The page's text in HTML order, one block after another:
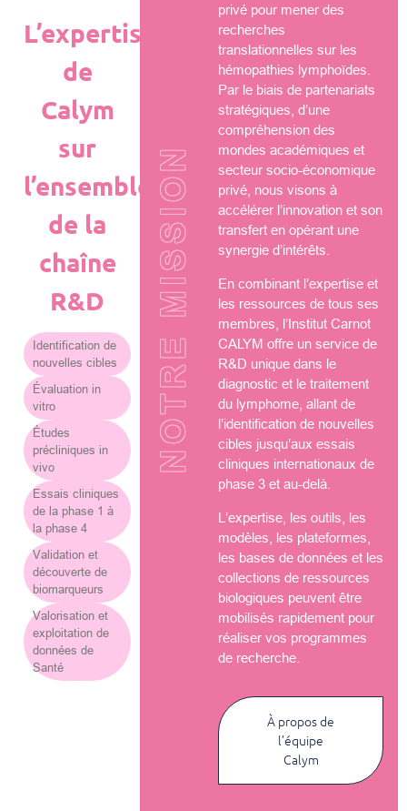
L’expertise
de
Calym
sur
l’ensemble
de la
chaîne
R&D
Identification de
nouvelles cibles
Évaluation in
vitro
Études
précliniques in
vivo
Essais cliniques
de la phase 1 à
la phase 4
Validation et
découverte de
biomarqueurs
Valorisation et
exploitation de
données de
Santé
NOTRE MISSION
privé pour mener des
recherches
translationnelles sur les
hémopathies lymphoïdes.
Par le biais de partenariats
stratégiques, d’une
compréhension des
mondes académiques et
secteur socio-économique
privé, nous visons à
accélérer l’innovation et son
transfert en opérant une
synergie d’intérêts.
En combinant l’expertise et
les ressources de tous ses
membres, l’Institut Carnot
CALYM offre un service de
R&D unique dans le
diagnostic et le traitement
du lymphome, allant de
l’identification de nouvelles
cibles jusqu’aux essais
cliniques internationaux de
phase 3 et au-delà.
L’expertise, les outils, les
modèles, les plateformes,
les bases de données et les
collections de ressources
biologiques peuvent être
mobilisés rapidement pour
réaliser vos programmes
de recherche.
À propos de
l’équipe
Calym